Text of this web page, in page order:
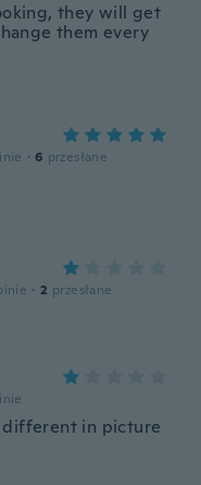
they will get
them every
· 6 przesłane
· 2 przesłane
different in picture